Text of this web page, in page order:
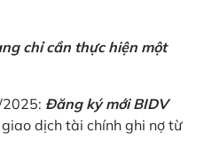
chỉ cần thực hiện một
Đăng ký mới BIDV
dịch tài chính ghi nợ từ